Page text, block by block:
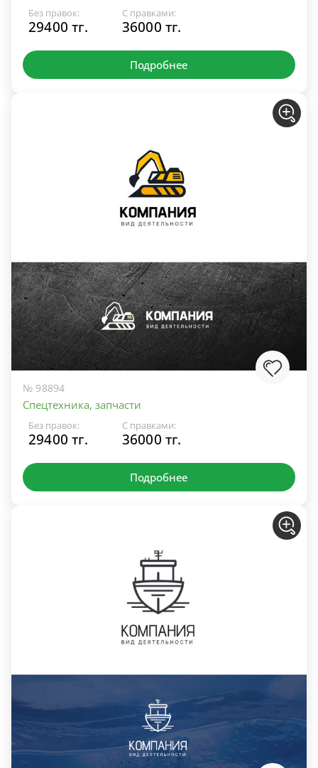
Без правок:
29400 тг.
С правками:
36000 тг.
Подробнее
№ 98894
Спецтехника, запчасти
Без правок:
29400 тг.
С правками:
36000 тг.
Подробнее